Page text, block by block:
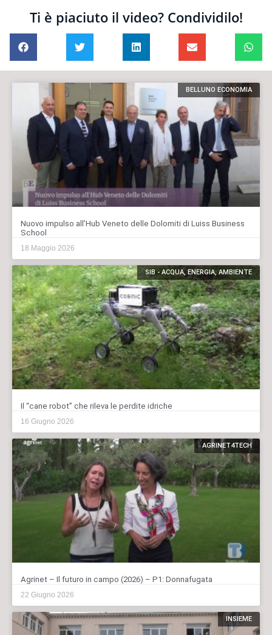
Ti è piaciuto il video? Condividilo!
BELLUNO ECONOMIA
Nuovo impulso all’Hub Veneto delle Dolomiti di Luiss Business
School
18 Maggio 2026
SIB - ACQUA, ENERGIA, AMBIENTE
Il “cane robot” che rileva le perdite idriche
16 Giugno 2026
AGRINET4TECH
Agrinet – Il futuro in campo (2026) – P1: Donnafugata
22 Giugno 2026
INSIEME